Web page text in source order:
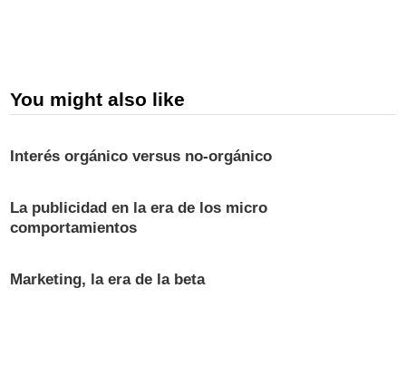
You might also like
Interés orgánico versus no-orgánico
La publicidad en la era de los micro
comportamientos
Marketing, la era de la beta